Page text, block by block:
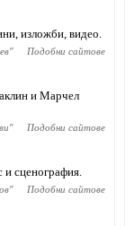
изложби, видео.
" Подобни сайтове
и Марчел
" Подобни сайтове
и сценография.
" Подобни сайтове